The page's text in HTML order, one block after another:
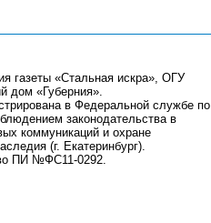
газеты «Стальная искра», ОГУ
дом «Губерния».
в Федеральной службе по
законодательства в
коммуникаций и охране
(г. Екатеринбург).
ПИ №ФС11-0292.